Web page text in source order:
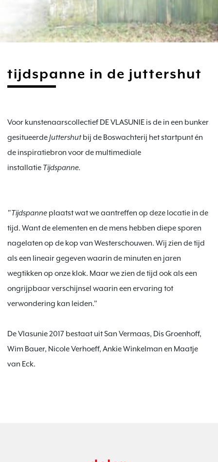
tijdspanne in de juttershut
Voor kunstenaarscollectief DE VLASUNIE is de in een bunker
gesitueerde Juttershut bij de Boswachterij het startpunt én
de inspiratiebron voor de multimediale
installatie
"Tijdspanne plaatst wat we aantreffen op deze locatie in de
tijd. Want de elementen en de mens hebben diepe sporen
nagelaten op de kop van Westerschouwen. Wij zien de tijd
als een lineair gegeven waarin de minuten en jaren
wegtikken op onze klok. Maar we zien de tijd ook als een
ongrijpbaar verschijnsel waarin een ervaring tot
verwondering kan leiden."
De Vlasunie 2017 bestaat uit San Vermaas, Dis Groenhoff,
Wim Bauer, Nicole Verhoeff, Ankie Winkelman en Maatje
van Eck.